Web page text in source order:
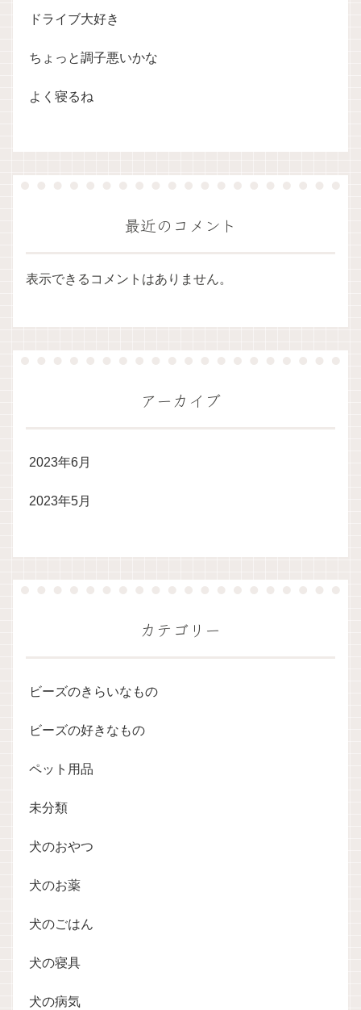
ドライブ大好き
ちょっと調子悪いかな
よく寝るね
最近のコメント
表示できるコメントはありません。
アーカイブ
2023年6月
2023年5月
カテゴリー
ビーズのきらいなもの
ビーズの好きなもの
ペット用品
未分類
犬のおやつ
犬のお薬
犬のごはん
犬の寝具
犬の病気